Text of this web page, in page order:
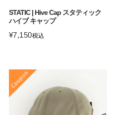
STATIC | Hive Cap スタティック
ハイブ キャップ
¥7,150税込